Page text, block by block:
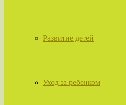
Развитие детей
Уход за ребенком